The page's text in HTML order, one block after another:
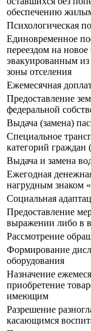
обеспечению
Психологическая
Единовременное
переездом на
эвакуированным
зоны отселения
Ежемесячная
Предоставление
федеральной
Выдача (замена)
Специальное
категорий граждан
Выдача и замена
Ежегодная
нагрудным знаком
Социальная
Предоставление
выражении либо в
Рассмотрение
Формирование
оборудования
Назначение
приобретение
имеющим
Разрешение
касающимся